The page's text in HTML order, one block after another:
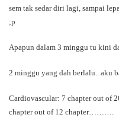
sem tak sedar diri lagi, sampai
;p
Apapun dalam 3 minggu tu kini
2 minggu yang dah berlalu.. aku
Cardiovascular: 7 chapter out of
chapter out of 12 chapter……….